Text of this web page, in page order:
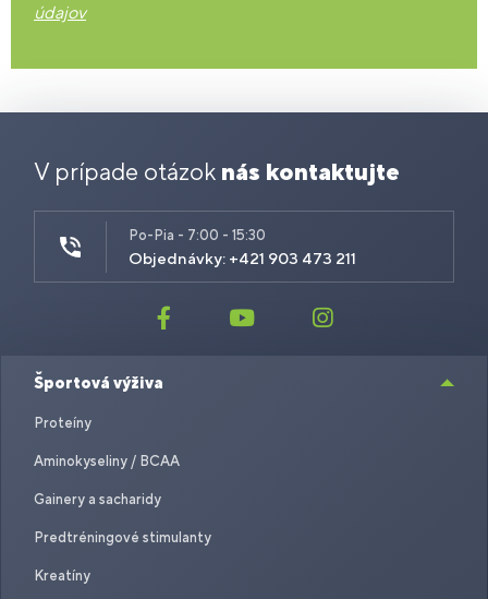
údajov
V prípade otázok nás kontaktujte
Po-Pia - 7:00 - 15:30
Objednávky: +421 903 473 211
Športová výživa
Proteíny
Aminokyseliny / BCAA
Gainery a sacharidy
Predtréningové stimulanty
Kreatíny